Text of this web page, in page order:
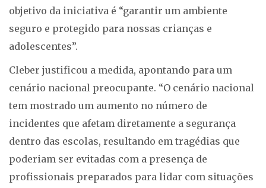
objetivo da iniciativa é “garantir um ambiente
seguro e protegido para nossas crianças e
adolescentes”.
Cleber justificou a medida, apontando para um
cenário nacional preocupante. “O cenário nacional
tem mostrado um aumento no número de
incidentes que afetam diretamente a segurança
dentro das escolas, resultando em tragédias que
poderiam ser evitadas com a presença de
profissionais preparados para lidar com situações